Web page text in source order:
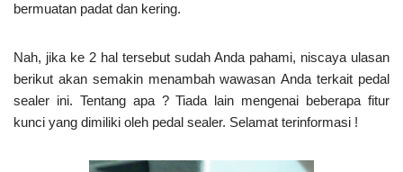
bermuatan padat dan kering.
Nah, jika ke 2 hal tersebut sudah Anda pahami, niscaya ulasan
berikut akan semakin menambah wawasan Anda terkait pedal
sealer ini. Tentang apa ? Tiada lain mengenai beberapa fitur
kunci yang dimiliki oleh pedal sealer. Selamat terinformasi !